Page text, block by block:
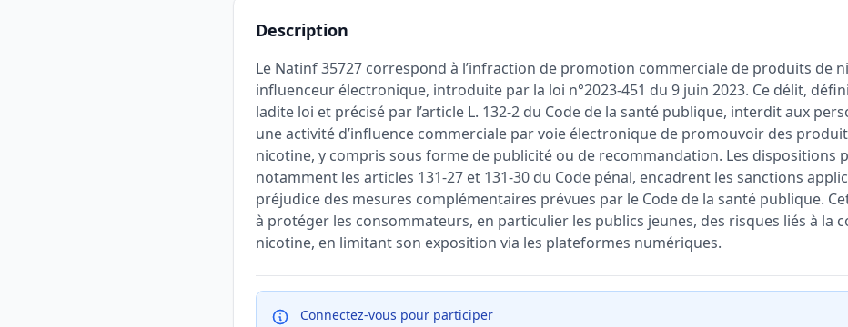
Description
Le Natinf 35727 correspond à l’infraction de promotion commerciale de produits de
influenceur électronique, introduite par la loi n°2023-451 du 9 juin 2023. Ce délit,
ladite loi et précisé par l’article L. 132-2 du Code de la santé publique, interdit aux
une activité d’influence commerciale par voie électronique de promouvoir des
nicotine, y compris sous forme de publicité ou de recommandation. Les dispositions
notamment les articles 131-27 et 131-30 du Code pénal, encadrent les sanctions
préjudice des mesures complémentaires prévues par le Code de la santé publique.
à protéger les consommateurs, en particulier les publics jeunes, des risques liés à la
nicotine, en limitant son exposition via les plateformes numériques.
Connectez-vous pour participer